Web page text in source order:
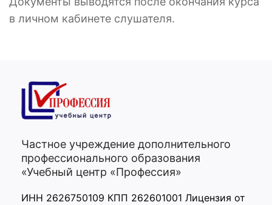
в личном кабинете слушателя.
Частное учреждение дополнительного
профессионального образования
«Учебный центр «Профессия»
ИНН 2626750109 КПП 262601001 Лицензия от